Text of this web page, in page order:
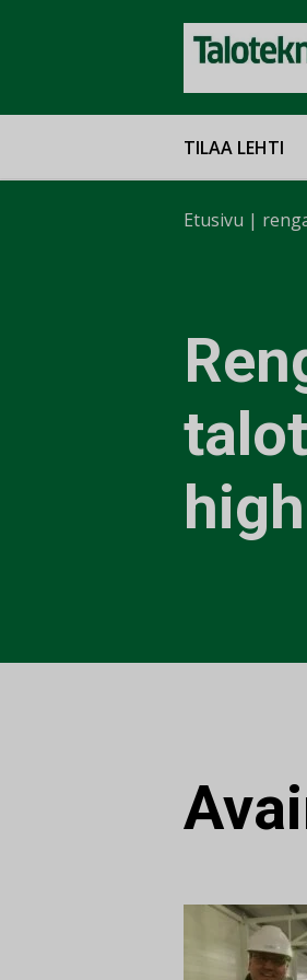
TILAA LEHTI
Etusivu |